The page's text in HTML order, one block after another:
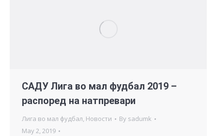
САДУ Лига во мал фудбал 2019 –
распоред на натпревари
Лига во мал фудбал, Новости By sadumk
May 2, 2019